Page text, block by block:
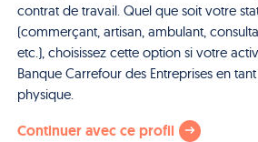
contrat de travail. Quel que soit votre
(commerçant, artisan, ambulant,
etc.), choisissez cette option si votre
Banque Carrefour des Entreprises en
physique.
Continuer avec ce profil